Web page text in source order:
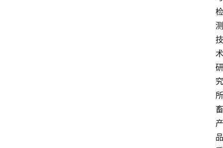
检
测
技
术
研
究
所
畜
产
品